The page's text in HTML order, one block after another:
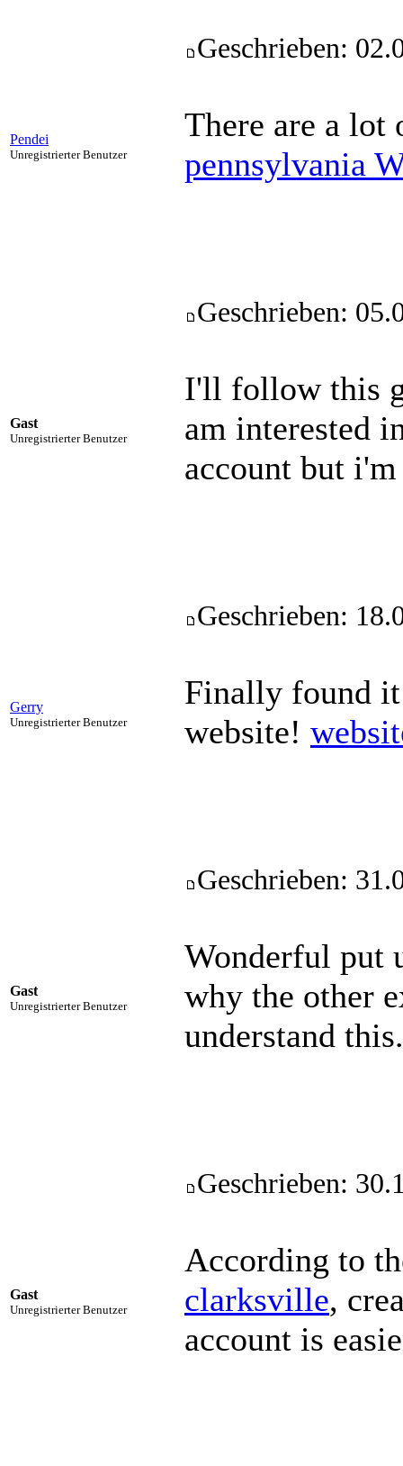
Pendei
Unregistrierter Benutzer
Geschrieben:
There are a lot
pennsylvania
Gast
Unregistrierter Benutzer
Geschrieben:
I'll follow this
am interested
account but
Gerry
Unregistrierter Benutzer
Geschrieben:
Finally found
website!
Gast
Unregistrierter Benutzer
Geschrieben:
Wonderful put
why the other
understand
Gast
Unregistrierter Benutzer
Geschrieben:
According to
clarksville,
account is